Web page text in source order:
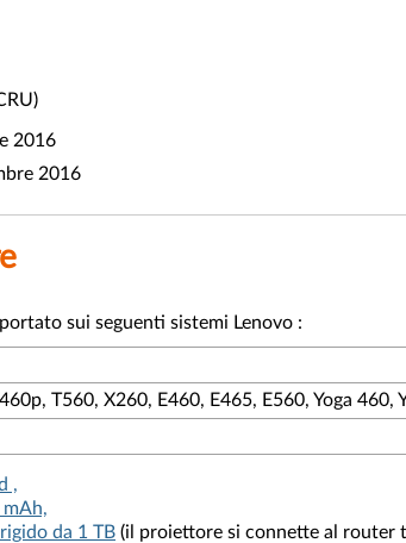
2016
2016
sui seguenti sistemi Lenovo :
T560, X260, E460, E465, E560, Yoga 460,
,
da 1 TB (il proiettore si connette al router